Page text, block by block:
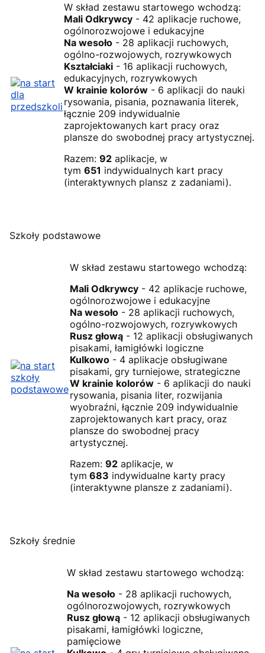
W skład zestawu startowego wchodzą:
Mali Odkrywcy - 42 aplikacje ruchowe,
ogólnorozwojowe i edukacyjne
Na wesoło - 28 aplikacji ruchowych,
ogólno-rozwojowych, rozrywkowych
Kształciaki - 16 aplikacji ruchowych,
edukacyjnych, rozrywkowych
W krainie kolorów - 6 aplikacji do nauki
rysowania, pisania, poznawania literek,
łącznie 209 indywidualnie
zaprojektowanych kart pracy oraz
plansze do swobodnej pracy artystycznej.
Razem: 92 aplikacje, w
tym 651 indywidualnych kart pracy
(interaktywnych plansz z zadaniami).
Szkoły podstawowe
W skład zestawu startowego wchodzą:
Mali Odkrywcy - 42 aplikacje ruchowe,
ogólnorozwojowe i edukacyjne
Na wesoło - 28 aplikacji ruchowych,
ogólno-rozwojowych, rozrywkowych
Rusz głową - 12 aplikacji obsługiwanych
pisakami, łamigłówki logiczne
Kulkowo - 4 aplikacje obsługiwane
pisakami, gry turniejowe, strategiczne
W krainie kolorów - 6 aplikacji do nauki
rysowania, pisania liter, rozwijania
wyobraźni, łącznie 209 indywidualnie
zaprojektowanych kart pracy, oraz
plansze do swobodnej pracy
artystycznej.
Razem: 92 aplikacje, w
tym 683 indywidualne karty pracy
(interaktywne plansze z zadaniami).
Szkoły średnie
W skład zestawu startowego wchodzą:
Na wesoło - 28 aplikacji ruchowych,
ogólnorozwojowych, rozrywkowych
Rusz głową - 12 aplikacji obsługiwanych
pisakami, łamigłówki logiczne,
pamięciowe